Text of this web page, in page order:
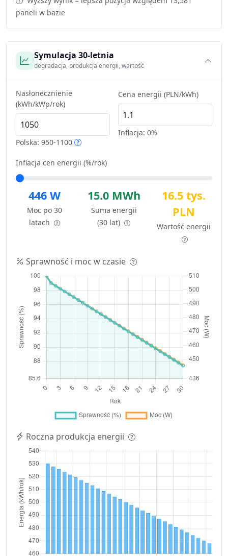
paneli w bazie
Symulacja 30-letnia
degradacja, produkcja energii, wartość
Nasłonecznienie
(kWh/kWp/rok)
Polska: 950-1100
Cena energii (PLN/kWh)
Inflacja: 0%
Inflacja cen energii (%/rok)
446 W
Moc po 30
latach
15.0 MWh
Suma energii
(30 lat)
16.5 tys.
PLN
Wartość energii
Sprawność i moc w czasie
Roczna produkcja energii